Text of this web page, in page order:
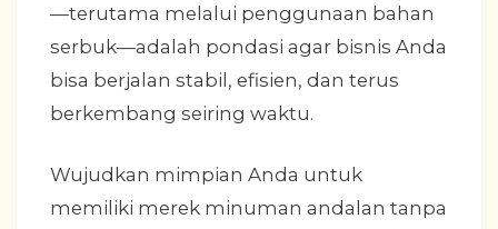
—terutama melalui penggunaan bahan
serbuk—adalah pondasi agar bisnis Anda
bisa berjalan stabil, efisien, dan terus
berkembang seiring waktu.
Wujudkan mimpian Anda untuk
memiliki merek minuman andalan tanpa